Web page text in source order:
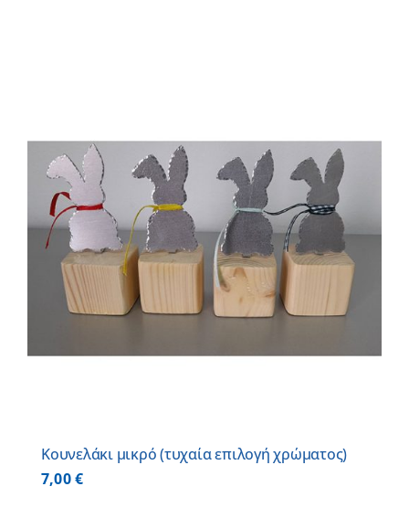
Κουνελάκι μικρό (τυχαία επιλογή χρώματος)
7,00€